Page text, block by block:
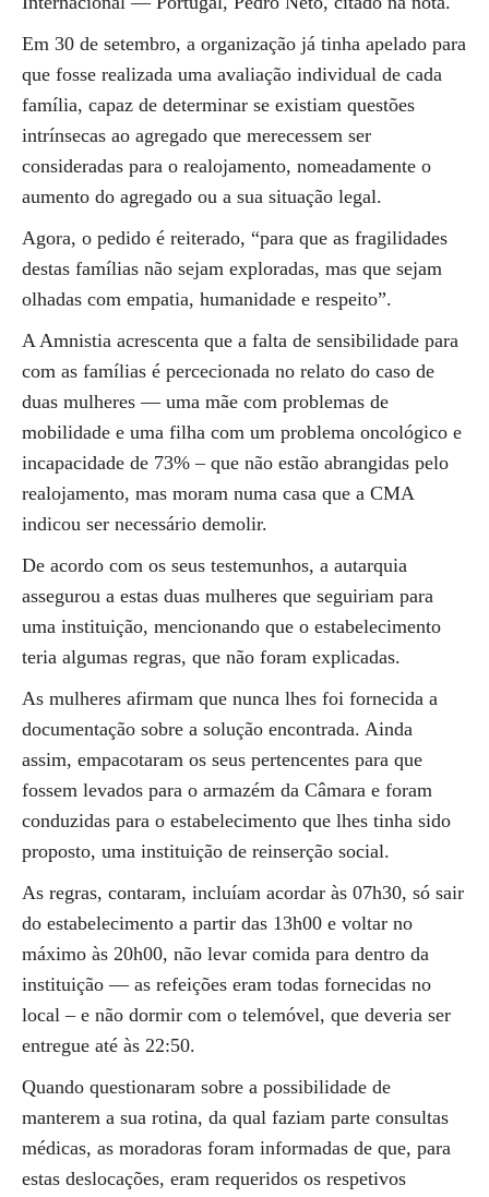
Em 30 de setembro, a organização já tinha apelado para
que fosse realizada uma avaliação individual de cada
família, capaz de determinar se existiam questões
intrínsecas ao agregado que merecessem ser
consideradas para o realojamento, nomeadamente o
aumento do agregado ou a sua situação legal.
Agora, o pedido é reiterado, “para que as fragilidades
destas famílias não sejam exploradas, mas que sejam
olhadas com empatia, humanidade e respeito”.
A Amnistia acrescenta que a falta de sensibilidade para
com as famílias é percecionada no relato do caso de
duas mulheres — uma mãe com problemas de
mobilidade e uma filha com um problema oncológico e
incapacidade de 73% – que não estão abrangidas pelo
realojamento, mas moram numa casa que a CMA
indicou ser necessário demolir.
De acordo com os seus testemunhos, a autarquia
assegurou a estas duas mulheres que seguiriam para
uma instituição, mencionando que o estabelecimento
teria algumas regras, que não foram explicadas.
As mulheres afirmam que nunca lhes foi fornecida a
documentação sobre a solução encontrada. Ainda
assim, empacotaram os seus pertencentes para que
fossem levados para o armazém da Câmara e foram
conduzidas para o estabelecimento que lhes tinha sido
proposto, uma instituição de reinserção social.
As regras, contaram, incluíam acordar às 07h30, só sair
do estabelecimento a partir das 13h00 e voltar no
máximo às 20h00, não levar comida para dentro da
instituição — as refeições eram todas fornecidas no
local – e não dormir com o telemóvel, que deveria ser
entregue até às 22:50.
Quando questionaram sobre a possibilidade de
manterem a sua rotina, da qual faziam parte consultas
médicas, as moradoras foram informadas de que, para
estas deslocações, eram requeridos os respetivos